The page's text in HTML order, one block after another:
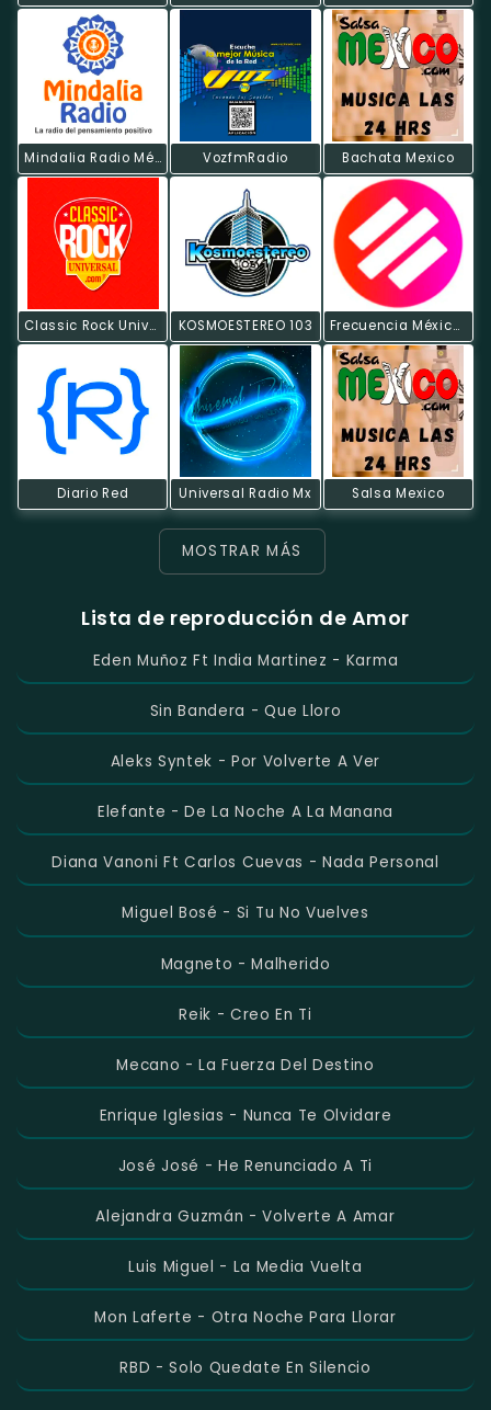
Mindalia Radio México VozfmRadio Bachata Mexico
Classic Rock Universal KOSMOESTEREO 103 Frecuencia México Regional Mexicana
Diario Red Universal Radio Mx Salsa Mexico
MOSTRAR MÁS
Lista de reproducción de Amor
Eden Muñoz Ft India Martinez - Karma
Sin Bandera - Que Lloro
Aleks Syntek - Por Volverte A Ver
Elefante - De La Noche A La Manana
Diana Vanoni Ft Carlos Cuevas - Nada Personal
Miguel Bosé - Si Tu No Vuelves
Magneto - Malherido
Reik - Creo En Ti
Mecano - La Fuerza Del Destino
Enrique Iglesias - Nunca Te Olvidare
José José - He Renunciado A Ti
Alejandra Guzmán - Volverte A Amar
Luis Miguel - La Media Vuelta
Mon Laferte - Otra Noche Para Llorar
RBD - Solo Quedate En Silencio